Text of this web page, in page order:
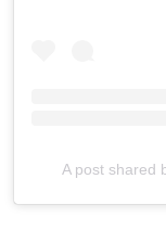
A post shared